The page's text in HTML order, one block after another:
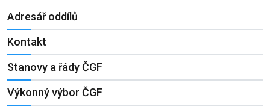
Adresář oddílů
Kontakt
Stanovy a řády ČGF
Výkonný výbor ČGF